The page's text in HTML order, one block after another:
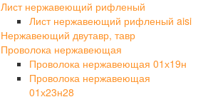
Лист нержавеющий рифленый
Лист нержавеющий рифленый aisi
Нержавеющий двутавр, тавр
Проволока нержавеющая
Проволока нержавеющая 01х19н
Проволока нержавеющая
01х23н28